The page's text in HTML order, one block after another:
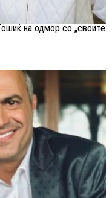
на одмор со „своите